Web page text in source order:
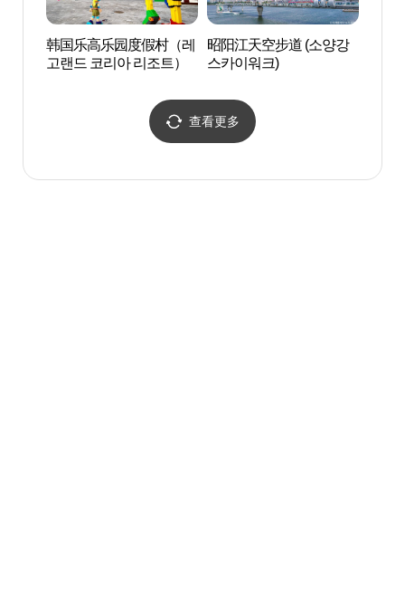
韩国乐高乐园度假村（레
고랜드 코리아 리조트）
昭阳江天空步道 (소양강
스카이워크)
查看更多